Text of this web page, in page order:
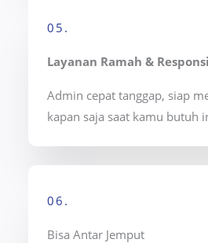
05.
Layanan Ramah &
Admin cepat tanggap, siap
kapan saja saat kamu butuh
06.
Bisa Antar Jemput